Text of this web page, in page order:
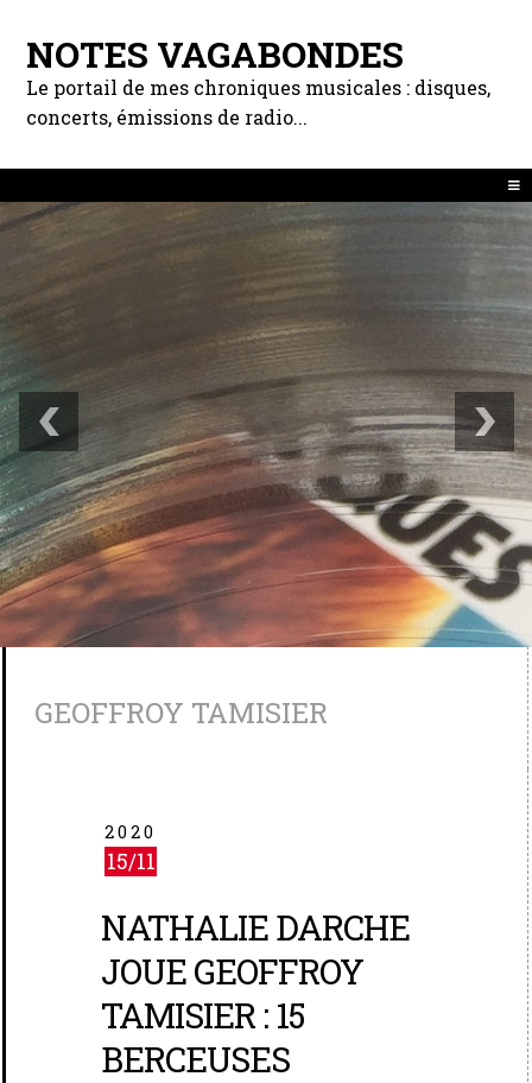
NOTES VAGABONDES
Le portail de mes chroniques musicales : disques,
concerts, émissions de radio...
GEOFFROY TAMISIER
2020
15/11
NATHALIE DARCHE
JOUE GEOFFROY
TAMISIER : 15
BERCEUSES